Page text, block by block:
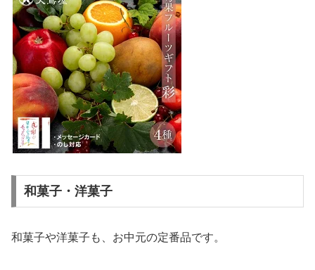
和菓子・洋菓子
和菓子や洋菓子も、お中元の定番品です。